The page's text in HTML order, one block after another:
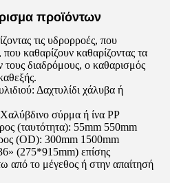
προϊόντων
τις υδρορροές, που
που καθαρίζουν καθαρίζοντας τα
τους διαδρόμους, ο καθαρισμός
Δαχτυλίδι χάλυβα ή
Χαλύβδινο σύρμα ή ίνα PP
(ταυτότητα): 55mm 550mm
(OD): 300mm 1500mm
(275*915mm) επίσης
από το μέγεθος ή στην απαίτησή